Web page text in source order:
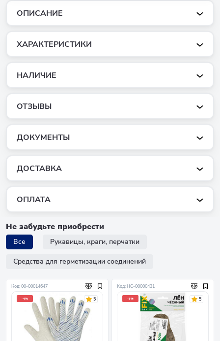
ОПИСАНИЕ
ХАРАКТЕРИСТИКИ
НАЛИЧИЕ
ОТЗЫВЫ
ДОКУМЕНТЫ
ДОСТАВКА
ОПЛАТА
Не забудьте приобрести
Все Рукавицы, краги, перчатки
Средства для герметизации соединений
Код: 00-00014647
-4% 5
Код: НС-00000431
-5% 5